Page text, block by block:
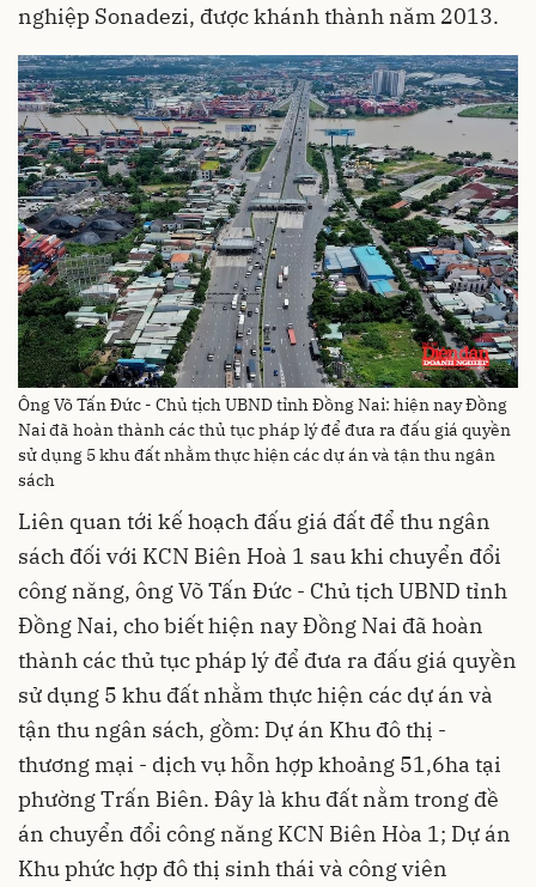
nghiệp Sonadezi, được khánh thành năm 2013.
Ông Võ Tấn Đức - Chủ tịch UBND tỉnh Đồng Nai: hiện nay Đồng
Nai đã hoàn thành các thủ tục pháp lý để đưa ra đấu giá quyền
sử dụng 5 khu đất nhằm thực hiện các dự án và tận thu ngân
sách
Liên quan tới kế hoạch đấu giá đất để thu ngân
sách đối với KCN Biên Hoà 1 sau khi chuyển đổi
công năng, ông Võ Tấn Đức - Chủ tịch UBND tỉnh
Đồng Nai, cho biết hiện nay Đồng Nai đã hoàn
thành các thủ tục pháp lý để đưa ra đấu giá quyền
sử dụng 5 khu đất nhằm thực hiện các dự án và
tận thu ngân sách, gồm: Dự án Khu đô thị -
thương mại - dịch vụ hỗn hợp khoảng 51,6ha tại
phường Trấn Biên. Đây là khu đất nằm trong đề
án chuyển đổi công năng KCN Biên Hòa 1; Dự án
Khu phức hợp đô thị sinh thái và công viên